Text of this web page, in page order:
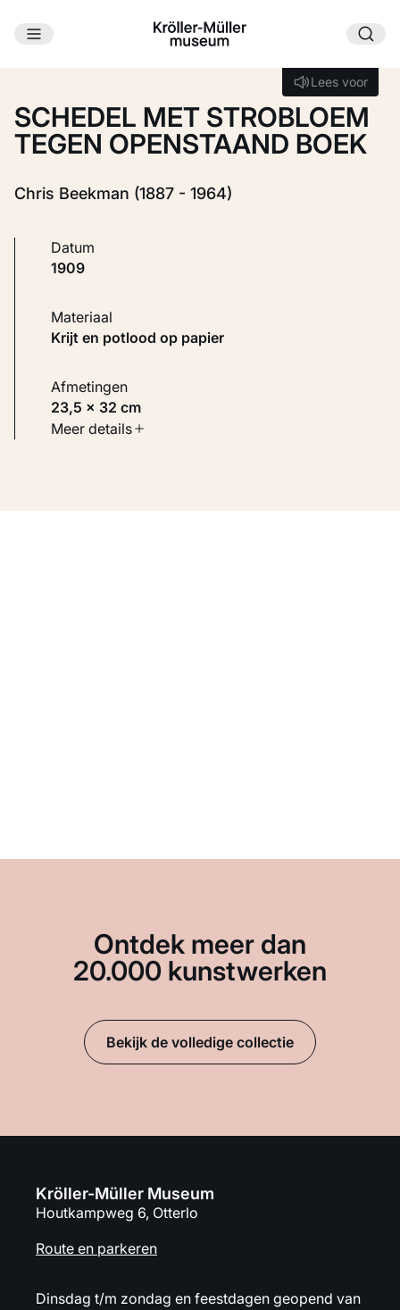
Ga naar hoofdinhoud
Lees voor
Lees voor
SCHEDEL MET STROBLOEM
TEGEN OPENSTAAND BOEK
Chris Beekman (1887 - 1964)
Datum
1909
Materiaal
Krijt en potlood op papier
Afmetingen
23,5 × 32 cm
Soort werk
Meer details
Ontdek meer dan
20.000 kunstwerken
Bekijk de volledige collectie
Kröller-Müller Museum
Houtkampweg 6, Otterlo
Route en parkeren
Dinsdag t/m zondag en feestdagen geopend van